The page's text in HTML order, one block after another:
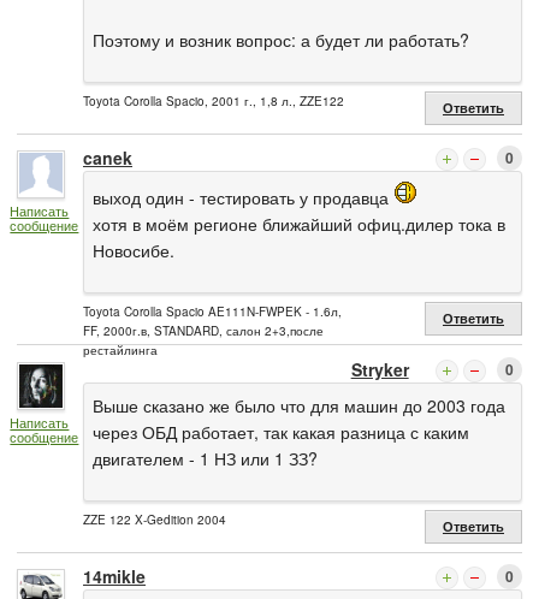
Поэтому и возник вопрос: а будет ли работать?
Toyota Corolla Spacio, 2001 г., 1,8 л., ZZE122 Ответить
Написать
сообщение
canek 0
выход один - тестировать у продавца
хотя в моём регионе ближайший офиц.дилер тока в
Новосибе.
Toyota Corolla Spacio AE111N-FWPEK - 1.6л,
FF, 2000г.в, STANDARD, салон 2+3,после
рестайлинга
Ответить
Написать
сообщение
Stryker 0
Выше сказано же было что для машин до 2003 года
через ОБД работает, так какая разница с каким
двигателем - 1 НЗ или 1 ЗЗ?
ZZE 122 X-Gedition 2004 Ответить
14mikle 0